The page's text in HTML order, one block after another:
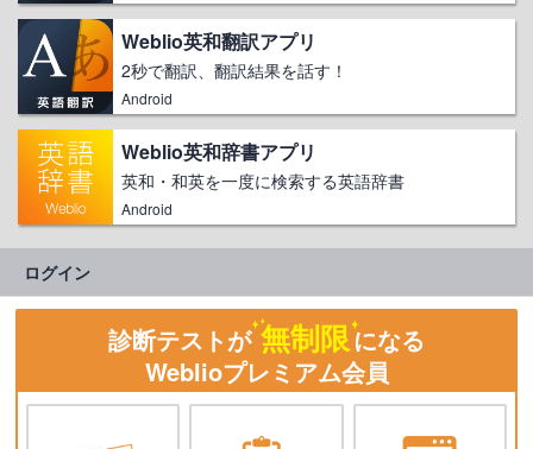
Weblio英和翻訳アプリ
2秒で翻訳、翻訳結果を話す！
Android
Weblio英和辞書アプリ
英和・和英を一度に検索する英語辞書
Android
ログイン
診断テストが 無制限になる
Weblioプレミアム会員